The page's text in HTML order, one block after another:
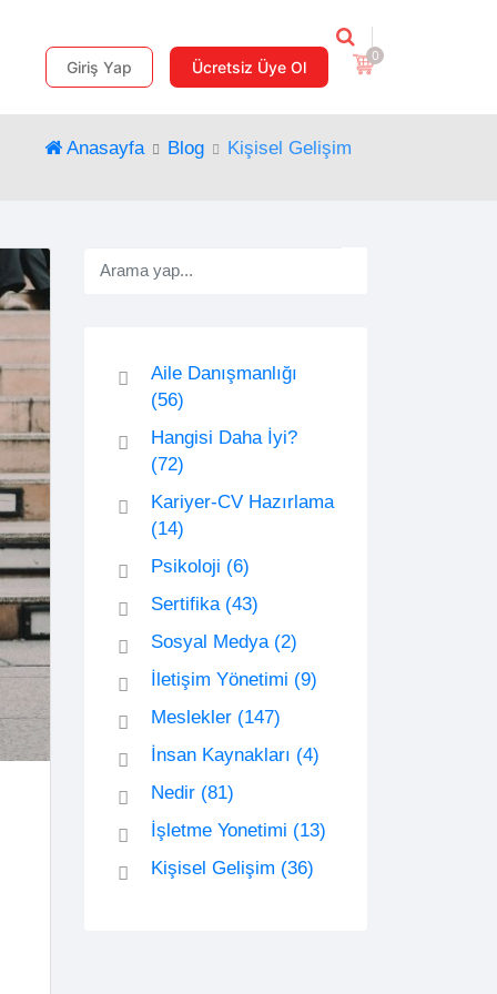
Giriş Yap Ücretsiz Üye Ol
0
Anasayfa Blog Kişisel Gelişim
Aile Danışmanlığı
(56)
Hangisi Daha İyi?
(72)
Kariyer-CV Hazırlama
(14)
Psikoloji (6)
Sertifika (43)
Sosyal Medya (2)
İletişim Yönetimi (9)
Meslekler (147)
İnsan Kaynakları (4)
Nedir (81)
İşletme Yonetimi (13)
Kişisel Gelişim (36)